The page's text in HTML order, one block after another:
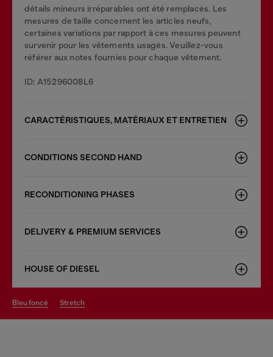
détails mineurs irréparables ont été remplacés. Les
mesures de taille concernent les articles neufs,
certaines variations par rapport à ces mesures peuvent
survenir pour les vêtements usagés. Veuillez-vous
référer aux notes fournies pour chaque vêtement.
ID: A15296008L6
CARACTÉRISTIQUES, MATÉRIAUX ET ENTRETIEN
CONDITIONS SECOND HAND
RECONDITIONING PHASES
DELIVERY & PREMIUM SERVICES
HOUSE OF DIESEL
bleu foncé stretch